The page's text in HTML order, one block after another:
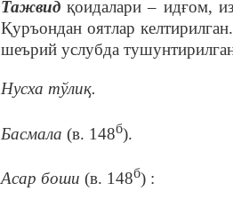
Тажвидқоидалари – идғом,
Қуръондан оятлар
шеърий услубда
Нусха тўлиқ.
Басмала (в. 148б).
Асар боши (в. 148б) :